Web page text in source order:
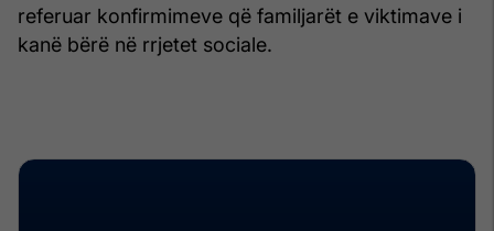
referuar konfirmimeve që familjarët e viktimave i
kanë bërë në rrjetet sociale.